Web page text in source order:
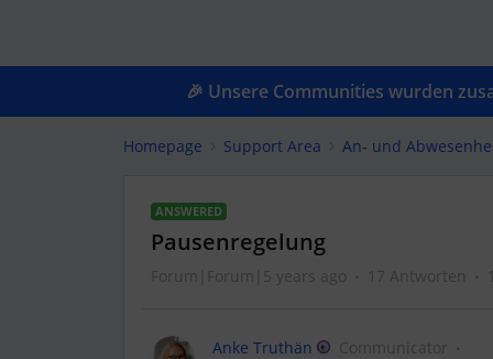
🎉 Unsere Communities wurden
Homepage Support Area An- und
ANSWERED
Pausenregelung
Forum|Forum|5 years ago 17 Antworten
Anke Truthän
Communicator